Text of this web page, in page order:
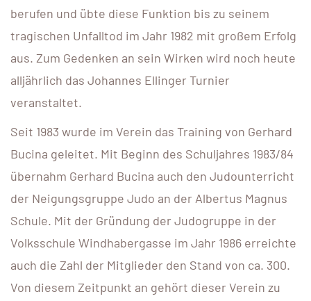
berufen und übte diese Funktion bis zu seinem
tragischen Unfalltod im Jahr 1982 mit großem Erfolg
aus. Zum Gedenken an sein Wirken wird noch heute
alljährlich das Johannes Ellinger Turnier
veranstaltet.
Seit 1983 wurde im Verein das Training von Gerhard
Bucina geleitet. Mit Beginn des Schuljahres 1983/84
übernahm Gerhard Bucina auch den Judounterricht
der Neigungsgruppe Judo an der Albertus Magnus
Schule. Mit der Gründung der Judogruppe in der
Volksschule Windhabergasse im Jahr 1986 erreichte
auch die Zahl der Mitglieder den Stand von ca. 300.
Von diesem Zeitpunkt an gehört dieser Verein zu